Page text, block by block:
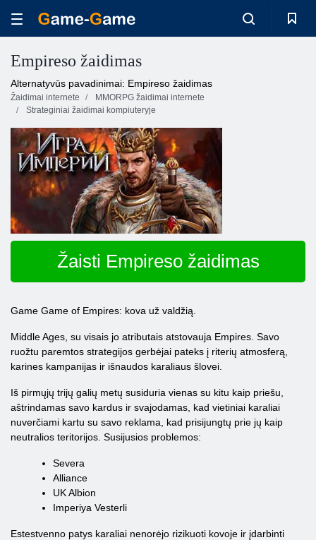
Empireso žaidimas
Alternatyvūs pavadinimai: Empireso žaidimas
Žaidimai internete
MMORPG žaidimai internete
Strateginiai žaidimai kompiuteryje
Žaisti Empireso žaidimas
Game Game of Empires: kova už valdžią.
Middle Ages, su visais jo atributais atstovauja Empires. Savo
ruožtu paremtos strategijos gerbėjai pateks į riterių atmosferą,
karines kampanijas ir išnaudos karaliaus šlovei.
Iš pirmųjų trijų galių metų susiduria vienas su kitu kaip priešu,
aštrindamas savo kardus ir svajodamas, kad vietiniai karaliai
nuverčiami kartu su savo reklama, kad prisijungtų prie jų kaip
neutralios teritorijos. Susijusios problemos:
Severa
Alliance
UK Albion
Imperiya Vesterli
Estestvenno patys karaliai nenorėjo rizikuoti kovoje ir įdarbinti